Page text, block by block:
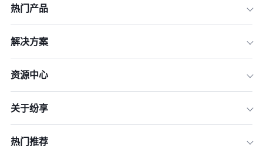
热门产品
解决方案
资源中心
关于纷享
热门推荐